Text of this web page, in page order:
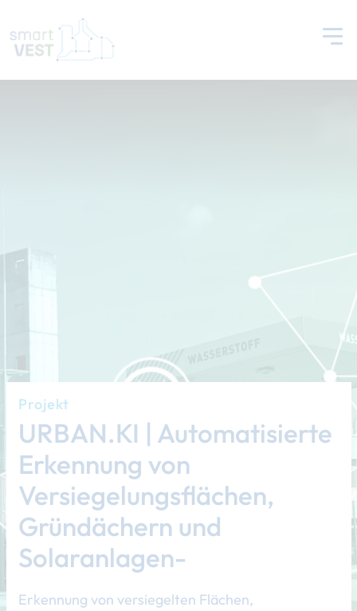
Projekt
URBAN.KI | Automatisierte
Erkennung von
Versiegelungsflächen,
Gründächern und
Solaranlagen-
Erkennung von versiegelten Flächen,